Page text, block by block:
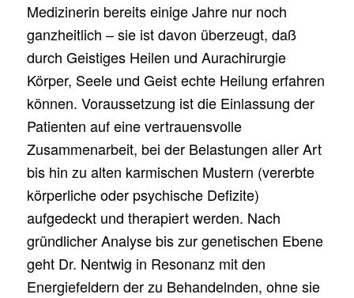
Medizinerin bereits einige Jahre nur noch
ganzheitlich – sie ist davon überzeugt, daß
durch Geistiges Heilen und Aurachirurgie
Körper, Seele und Geist echte Heilung erfahren
können. Voraussetzung ist die Einlassung der
Patienten auf eine vertrauensvolle
Zusammenarbeit, bei der Belastungen aller Art
bis hin zu alten karmischen Mustern (vererbte
körperliche oder psychische Defizite)
aufgedeckt und therapiert werden. Nach
gründlicher Analyse bis zur genetischen Ebene
geht Dr. Nentwig in Resonanz mit den
Energiefeldern der zu Behandelnden, ohne sie